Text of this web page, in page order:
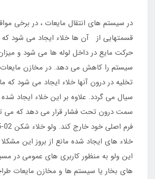
در سیستم های انتقال مایعات ، در برخی
قسمتهایی از آن ها خلاء ایجاد می شود که
حرکت مایع در داخل لوله ها می شود و
سیستم را کاهش می دهد. در مخازن مایعات
تخلیه در درون آنها خلاء ایجاد می شود که
سیال می گردد. علاوه بر این خلاء ایجاد شده
سمت درون تحت فشار قرار می دهد که می
خلاء های ایجاد شده مانع از بروز این
این ولو به منظور کاربری های عمومی در
های بخار یا سیستم ها و مخازن مایعات